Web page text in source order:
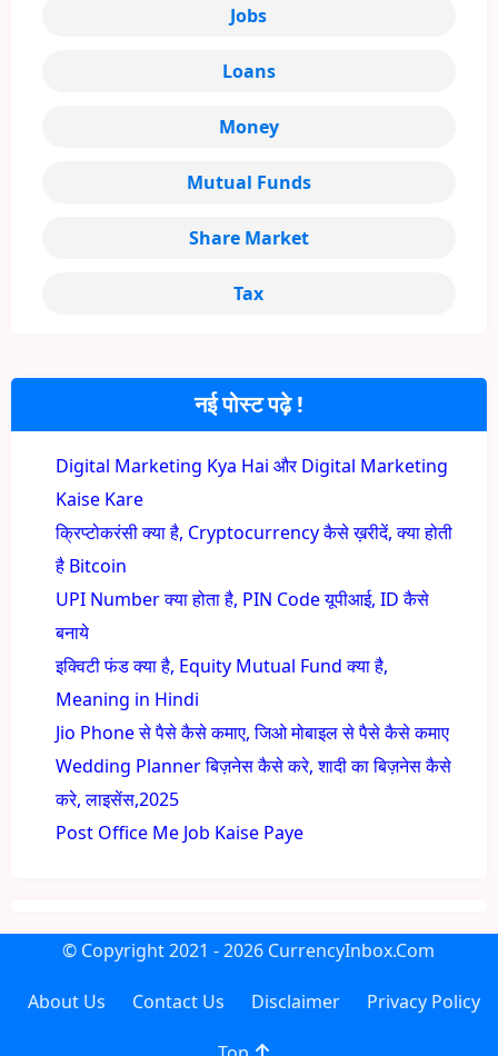
नई पोस्ट पढ़े !
Digital Marketing Kya Hai और Digital Marketing
Kaise Kare
क्रिप्टोकरंसी क्या है, Cryptocurrency कैसे ख़रीदें, क्या होती
है Bitcoin
UPI Number क्या होता है, PIN Code यूपीआई, ID कैसे
बनाये
इक्विटी फंड क्या है, Equity Mutual Fund क्या है,
Meaning in Hindi
Jio Phone से पैसे कैसे कमाए, जिओ मोबाइल से पैसे कैसे कमाए
Wedding Planner बिज़नेस कैसे करे, शादी का बिज़नेस कैसे
करे, लाइसेंस,2025
Post Office Me Job Kaise Paye
Jobs
Loans
Money
Mutual Funds
Share Market
Tax
© Copyright2021 - 2026 CurrencyInbox.Com
About Us Contact Us Disclaimer Privacy Policy